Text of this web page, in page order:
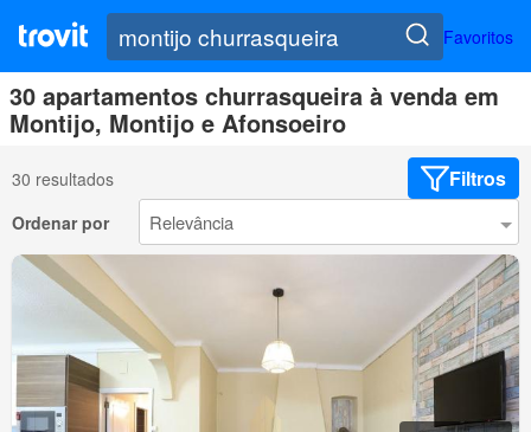
Favoritos
30 apartamentos churrasqueira à venda em
Montijo, Montijo e Afonsoeiro
30 resultados Filtros
Ordenar por